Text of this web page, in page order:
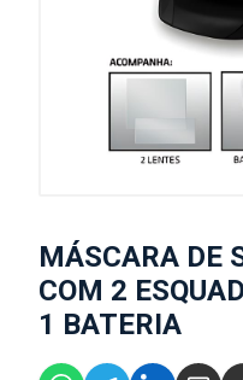
MÁSCARA DE
COM 2
1 BATERIA